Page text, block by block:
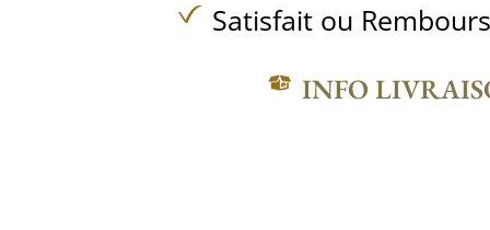
Satisfait ou
INFO